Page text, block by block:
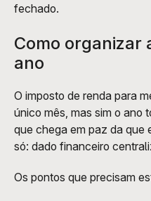
fechado.
Como organizar
ano
O imposto de renda para
único mês, mas sim o ano
que chega em paz da que
só: dado financeiro
Os pontos que precisam